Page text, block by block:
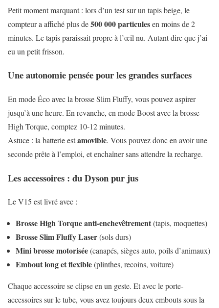
Petit moment marquant : lors d’un test sur un tapis beige, le
compteur a affiché plus de500 000 particulesen moins de 2
minutes. Le tapis paraissait propre à l’œil nu. Autant dire que j’ai
eu un petit frisson.
Une autonomie pensée pour les grandes surfaces
En mode Éco avec la brosse Slim Fluffy, vous pouvez aspirer
jusqu’à une heure. En revanche, en mode Boost avec la brosse
High Torque, comptez 10-12 minutes.
Astuce : la batterie estamovible. Vous pouvez donc en avoir une
seconde prête à l’emploi, et enchaîner sans attendre la recharge.
Les accessoires : du Dyson pur jus
Le V15 est livré avec :
Brosse High Torque anti-enchevêtrement(tapis, moquettes)
Brosse Slim Fluffy Laser(sols durs)
Mini brosse motorisée(canapés, sièges auto, poils d’animaux)
Embout long et flexible(plinthes, recoins, voiture)
Chaque accessoire se clipse en un geste. Et avec le porte-
accessoires sur le tube, vous avez toujours deux embouts sous la